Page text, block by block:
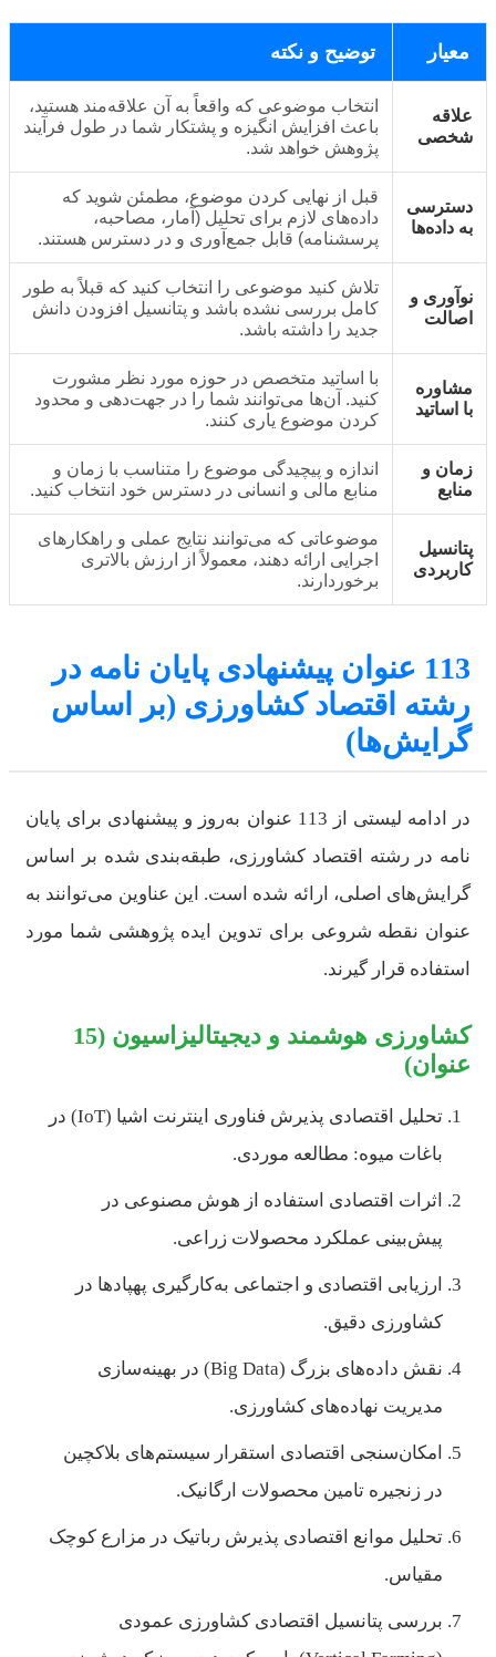
معیار توضیح و نکته
علاقه
شخصی
انتخاب موضوعی که واقعاً به آن علاقه‌مند هستید،
باعث افزایش انگیزه و پشتکار شما در طول فرآیند
پژوهش خواهد شد.
دسترسی
به داده‌ها
قبل از نهایی کردن موضوع، مطمئن شوید که
داده‌های لازم برای تحلیل (آمار، مصاحبه،
پرسشنامه) قابل جمع‌آوری و در دسترس هستند.
نوآوری و
اصالت
تلاش کنید موضوعی را انتخاب کنید که قبلاً به طور
کامل بررسی نشده باشد و پتانسیل افزودن دانش
جدید را داشته باشد.
مشاوره
با اساتید
با اساتید متخصص در حوزه مورد نظر مشورت
کنید. آن‌ها می‌توانند شما را در جهت‌دهی و محدود
کردن موضوع یاری کنند.
زمان و
منابع
اندازه و پیچیدگی موضوع را متناسب با زمان و
منابع مالی و انسانی در دسترس خود انتخاب کنید.
پتانسیل
کاربردی
موضوعاتی که می‌توانند نتایج عملی و راهکارهای
اجرایی ارائه دهند، معمولاً از ارزش بالاتری
برخوردارند.
113 عنوان پیشنهادی پایان نامه در
رشته اقتصاد کشاورزی (بر اساس
گرایش‌ها)
در ادامه لیستی از 113 عنوان به‌روز و پیشنهادی برای پایان
نامه در رشته اقتصاد کشاورزی، طبقه‌بندی شده بر اساس
گرایش‌های اصلی، ارائه شده است. این عناوین می‌توانند به
عنوان نقطه شروعی برای تدوین ایده پژوهشی شما مورد
استفاده قرار گیرند.
کشاورزی هوشمند و دیجیتالیزاسیون (15
عنوان)
تحلیل اقتصادی پذیرش فناوری اینترنت اشیا (IoT) در
باغات میوه: مطالعه موردی.
اثرات اقتصادی استفاده از هوش مصنوعی در
پیش‌بینی عملکرد محصولات زراعی.
ارزیابی اقتصادی و اجتماعی به‌کارگیری پهپادها در
کشاورزی دقیق.
نقش داده‌های بزرگ (Big Data) در بهینه‌سازی
مدیریت نهاده‌های کشاورزی.
امکان‌سنجی اقتصادی استقرار سیستم‌های بلاکچین
در زنجیره تامین محصولات ارگانیک.
تحلیل موانع اقتصادی پذیرش رباتیک در مزارع کوچک
مقیاس.
بررسی پتانسیل اقتصادی کشاورزی عمودی